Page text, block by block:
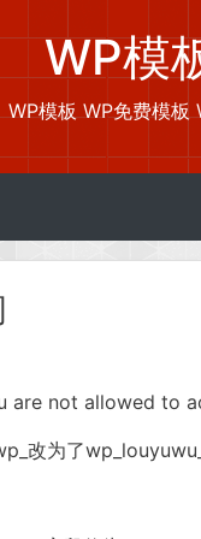
WP模
WP模板 WP免费模板
are not allowed to
改为了wp_louyuwu_